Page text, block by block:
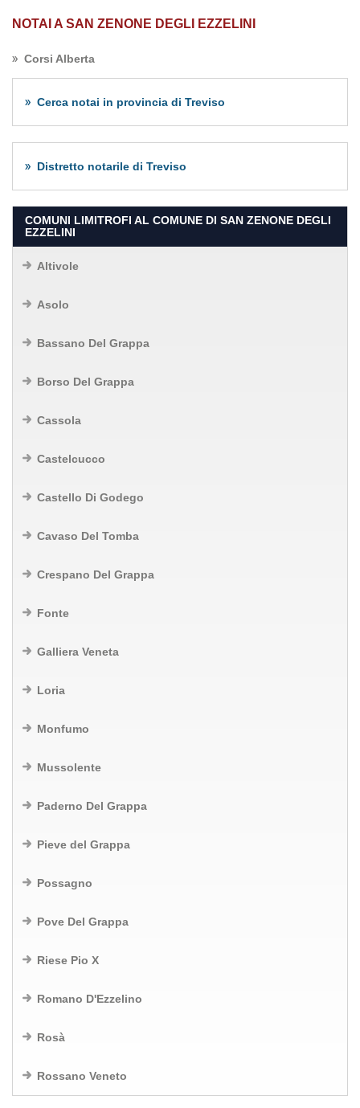
NOTAI A SAN ZENONE DEGLI EZZELINI
Corsi Alberta
Cerca notai in provincia di Treviso
Distretto notarile di Treviso
COMUNI LIMITROFI AL COMUNE DI SAN ZENONE DEGLI
EZZELINI
Altivole
Asolo
Bassano Del Grappa
Borso Del Grappa
Cassola
Castelcucco
Castello Di Godego
Cavaso Del Tomba
Crespano Del Grappa
Fonte
Galliera Veneta
Loria
Monfumo
Mussolente
Paderno Del Grappa
Pieve del Grappa
Possagno
Pove Del Grappa
Riese Pio X
Romano D'Ezzelino
Rosà
Rossano Veneto